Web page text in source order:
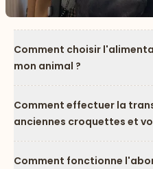
Comment choisir
mon animal ?
Comment effectuer la
anciennes croquettes et
Comment fonctionne